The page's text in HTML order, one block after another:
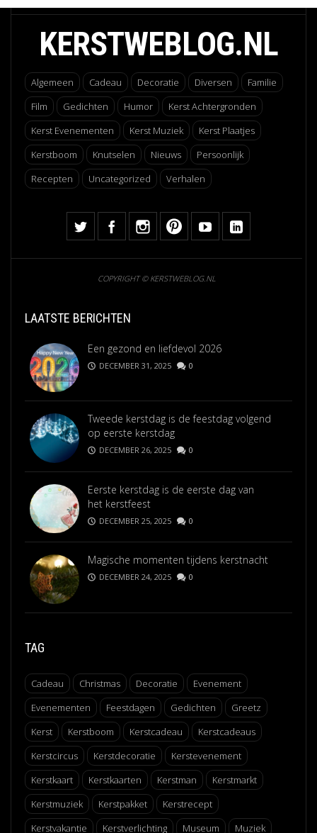
KERSTWEBLOG.NL
Algemeen Cadeau Decoratie Diversen
Familie
Film
Gedichten Humor
Kerst Achtergronden
Kerst Evenementen
Kerst Muziek
Kerst Plaatjes
Kerstboom
Knutselen Nieuws
Persoonlijk
Recepten
Uncategorized Verhalen
COPYRIGHT © KERSTWEBLOG.NL
LAATSTE BERICHTEN
Een gezond en liefdevol 2026
DECEMBER 31, 2025 0
Tweede kerstdag is de feestdag volgend
op eerste kerstdag
DECEMBER 26, 2025 0
Eerste kerstdag is de eerste dag van
het kerstfeest
DECEMBER 25, 2025 0
Magische momenten tijdens kerstnacht
DECEMBER 24, 2025 0
TAG
Cadeau Christmas Decoratie
Evenement
Evenementen
Feestdagen Gedichten
Greetz
Kerst
Kerstboom Kerstcadeau
Kerstcadeaus
Kerstcircus
Kerstdecoratie
Kerstevenement
Kerstkaart
Kerstkaarten Kerstman
Kerstmarkt
Kerstmuziek
Kerstpakket
Kerstrecept
Kerstvakantie
Kerstverlichting Museum Muziek